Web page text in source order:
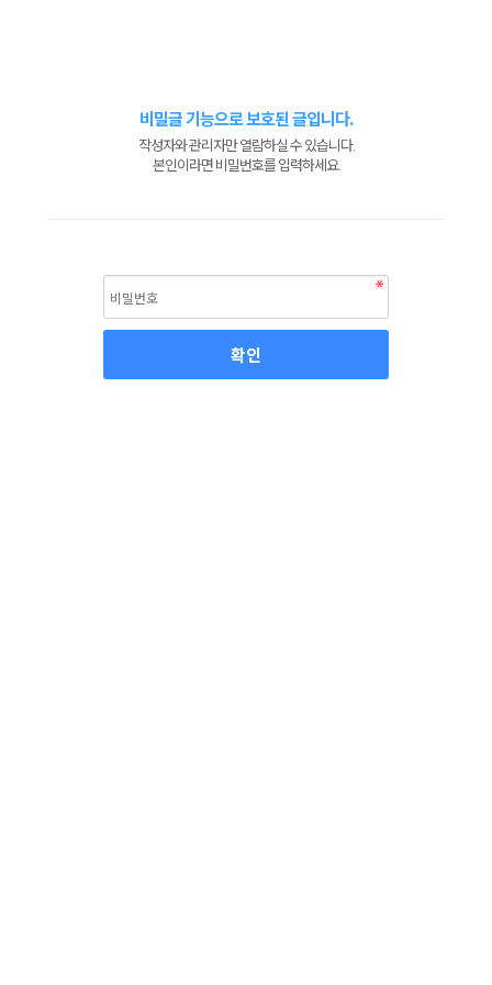
비밀글 기능으로 보호된 글입니다.
작성자와 관리자만 열람하실 수 있습니다.
본인이라면 비밀번호를 입력하세요.